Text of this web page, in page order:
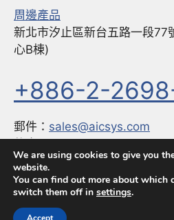
周邊產品
新北市汐止區新台五路一段77
心B棟)
+886-2-
郵件： sales@aicsys.com
© 2026 全球優質工業電腦產品
We are using cookies to give you
website.
You can find out more about which
switch them off in settings.